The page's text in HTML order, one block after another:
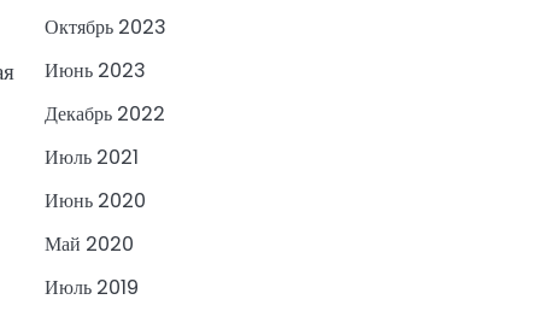
Октябрь 2023
Июнь 2023
Декабрь 2022
Июль 2021
Июнь 2020
Май 2020
Июль 2019